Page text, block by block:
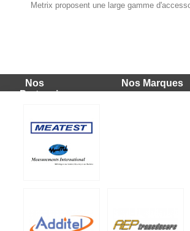
Metrix proposent une large gamme
Téléchargement (772.05k)
Cordon bnc mâle banane
Cordon BNC banane
Nos
Partenaires
Nos Marques